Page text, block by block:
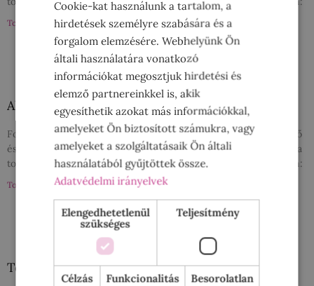
Tovább a bejegyzéshez »
Alkoss pezsgővel nyereményjáték
Folprint Kft. (székhely: 2096 Üröm, Lobogó u. 1B), mint Szervező
és adatkezelő a jelen szabályzat és adatvédelmi tájékoztatóban (a
továbbiakban: Szabályzat) meghatározott játékot (a továbbiakban:
Tovább a bejegyzéshez »
Törley Nőnapi nyereményjáték
Cookie-kat használunk a tartalom, a
hirdetések személyre szabására és a
forgalom elemzésére. Webhelyünk Ön
általi használatára vonatkozó
információkat megosztjuk hirdetési és
elemző partnereinkkel is, akik
egyesíthetik azokat más információkkal,
amelyeket Ön biztosított számukra, vagy
amelyeket a szolgáltatásaik Ön általi
használatából gyűjtöttek össze.
Adatvédelmi irányelvek
Elengedhetetlenül
szükséges
Teljesítmény
Célzás Funkcionalitás Besorolatlan